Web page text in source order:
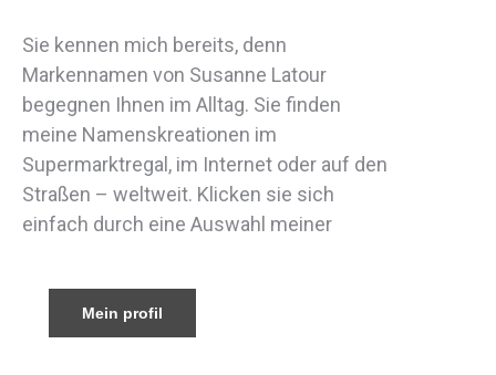
Sie kennen mich bereits, denn
Markennamen von Susanne Latour
begegnen Ihnen im Alltag. Sie finden
meine Namenskreationen im
Supermarktregal, im Internet oder auf den
Straßen – weltweit. Klicken sie sich
einfach durch eine Auswahl meiner
Mein profil